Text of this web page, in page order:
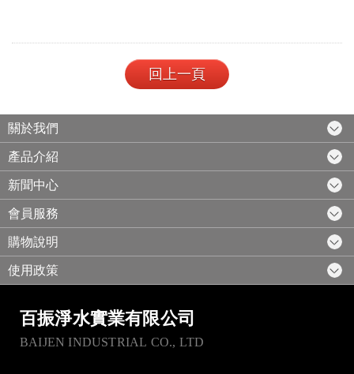
回上一頁
關於我們
產品介紹
新聞中心
會員服務
購物說明
使用政策
百振淨水實業有限公司
BAIJEN INDUSTRIAL CO., LTD